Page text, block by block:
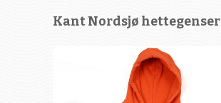
Kant Nordsjø hettegenser